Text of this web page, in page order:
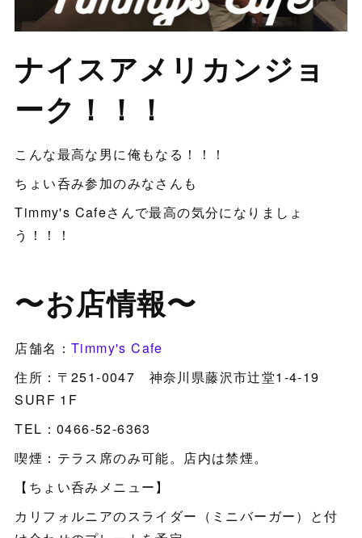
ナイスアメリカンジョ
ーク！！！
こんな最高な男に俺もなる！！！
ちょい呑み参加のみなさんも
Timmy's Cafeさんで最高の気分になりましょ
う！！！
〜お店情報〜
店舗名： Timmy's Cafe
住所：〒251-0047 神奈川県藤沢市辻堂1-4-19
SURF 1F
TEL：0466-52-6363
喫煙：テラス席のみ可能。店内は禁煙。
【ちょい呑みメニュー】
カリフォルニアのスライダー（ミニバーガー）と付